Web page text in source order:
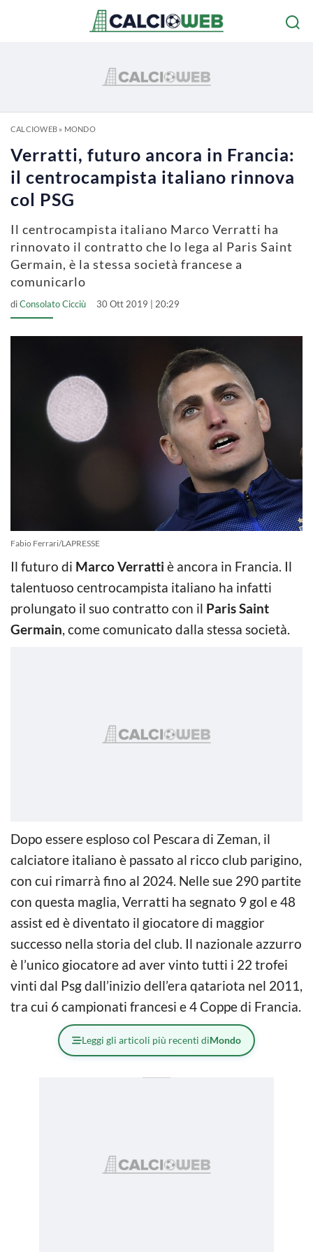
CALCIOWEB» MONDO
Verratti, futuro ancora in Francia:
il centrocampista italiano rinnova
col PSG
Il centrocampista italiano Marco Verratti ha
rinnovato il contratto che lo lega al Paris Saint
Germain, è la stessa società francese a
comunicarlo
diConsolato Cicciù 30 Ott 2019 | 20:29
Fabio Ferrari/LAPRESSE
Il futuro di Marco Verratti è ancora in Francia. Il
talentuoso centrocampista italiano ha infatti
prolungato il suo contratto con il Paris Saint
Germain, come comunicato dalla stessa società.
Dopo essere esploso col Pescara di Zeman, il
calciatore italiano è passato al ricco club parigino,
con cui rimarrà fino al 2024. Nelle sue 290 partite
con questa maglia, Verratti ha segnato 9 gol e 48
assist ed è diventato il giocatore di maggior
successo nella storia del club. Il nazionale azzurro
è l’unico giocatore ad aver vinto tutti i 22 trofei
vinti dal Psg dall’inizio dell’era qatariota nel 2011,
tra cui 6 campionati francesi e 4 Coppe di Francia.
Leggi gli articoli più recenti diMondo